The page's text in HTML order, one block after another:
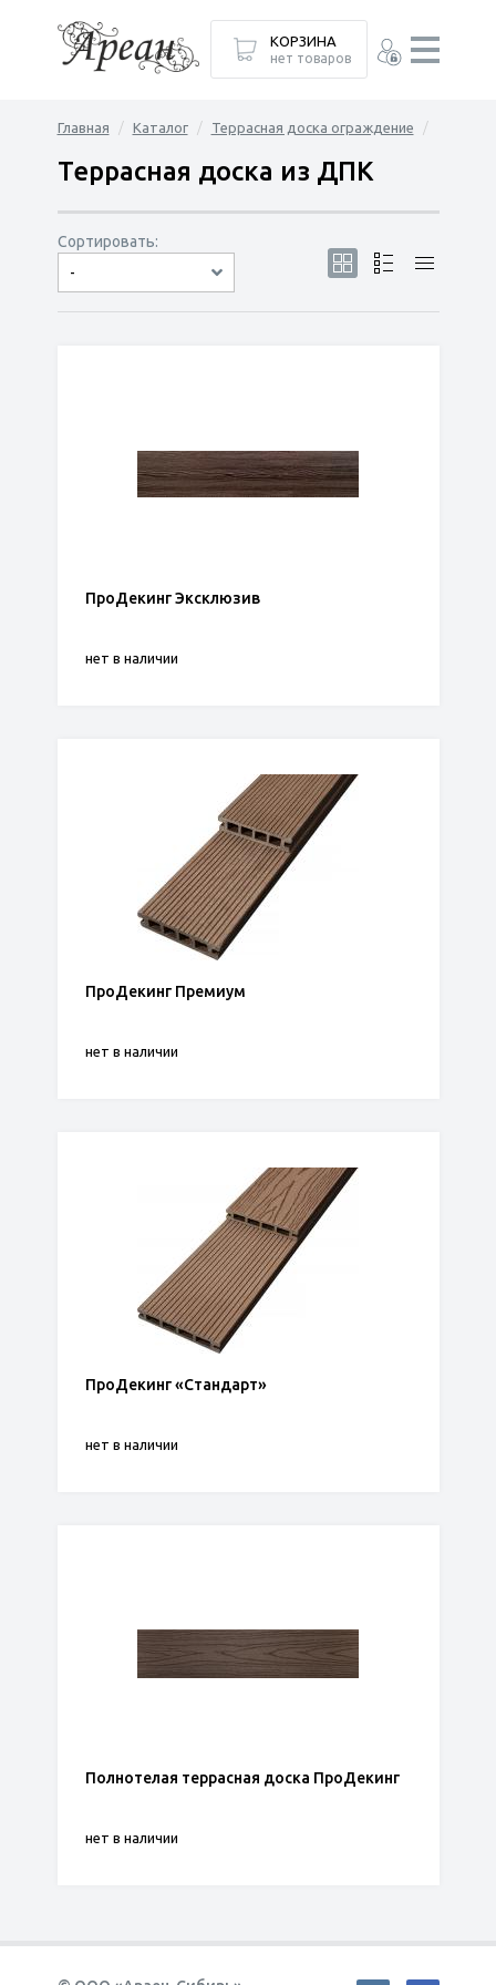
Главная Каталог Террасная доска ограждение
Террасная доска из ДПК
Сортировать:
-
по популярности
сначала дешёвые
сначала дорогие
ПроДекинг Эксклюзив
нет в наличии
ПроДекинг Премиум
нет в наличии
ПроДекинг «Стандарт»
нет в наличии
Полнотелая террасная доска ПроДекинг
нет в наличии
КОРЗИНА
нет товаров